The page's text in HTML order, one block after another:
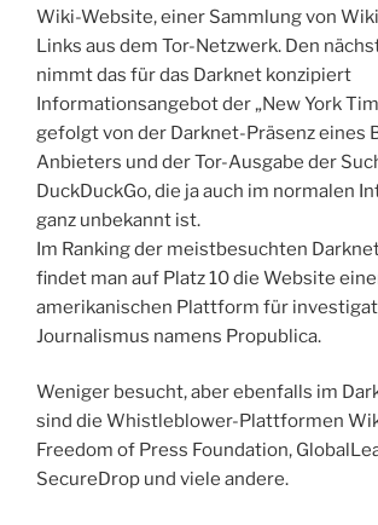
Wiki-Website, einer Sammlung von
Links aus dem Tor-Netzwerk. Den
nimmt das für das Darknet konzipiert
Informationsangebot der „New York
gefolgt von der Darknet-Präsenz eines
Anbieters und der Tor-Ausgabe der
DuckDuckGo, die ja auch im normalen
ganz unbekannt ist.
Im Ranking der meistbesuchten
findet man auf Platz 10 die Website
amerikanischen Plattform für
Journalismus namens Propublica.
Weniger besucht, aber ebenfalls im
sind die Whistleblower-Plattformen
Freedom of Press Foundation,
SecureDrop und viele andere.